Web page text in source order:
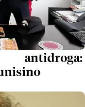
antidroga: